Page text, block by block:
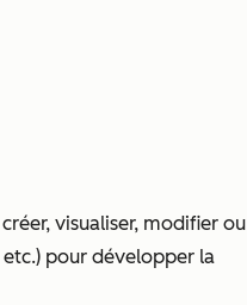
visualiser, modifier ou
pour développer la